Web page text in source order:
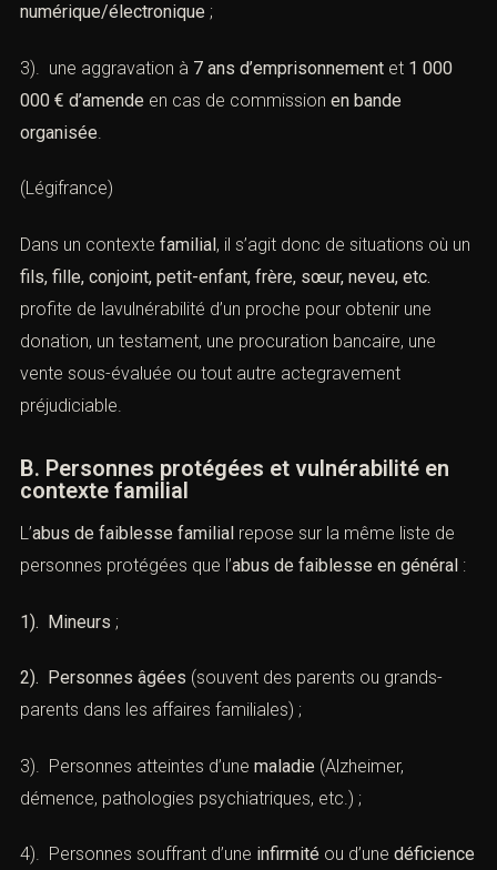
numérique/électronique ;
3). une aggravation à 7 ans d’emprisonnement et 1 000
000 € d’amende en cas de commission en bande
organisée
(Légifrance)
Dans un contexte familial, il s’agit donc de situations où un
fils, fille, conjoint, petit-enfant, frère, sœur, neveu, etc.
profite de lavulnérabilité d’un proche pour obtenir une
donation, un testament, une procuration bancaire, une
vente sous-évaluée ou tout autre actegravement
préjudiciable.
B. Personnes protégées et vulnérabilité en
contexte familial
L’abus de faiblesse familial repose sur la même liste de
personnes protégées que l’abus de faiblesse en général :
1). Mineurs ;
2). Personnes âgées (souvent des parents ou grands-
parents dans les affaires familiales) ;
3). Personnes atteintes d’une maladie (Alzheimer,
démence, pathologies psychiatriques, etc.) ;
4). Personnes souffrant d’une infirmité ou d’une déficience